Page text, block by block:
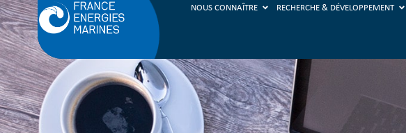
NOUS CONNAÎTRE RECHERCHE & DÉVELOPPEMENT